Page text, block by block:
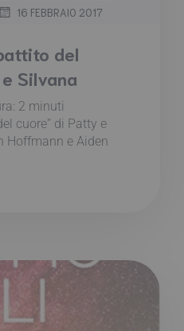
16 FEBBRAIO 2017
del
Silvana
2 minuti
cuore” di Patty e
Hoffmann e Aiden